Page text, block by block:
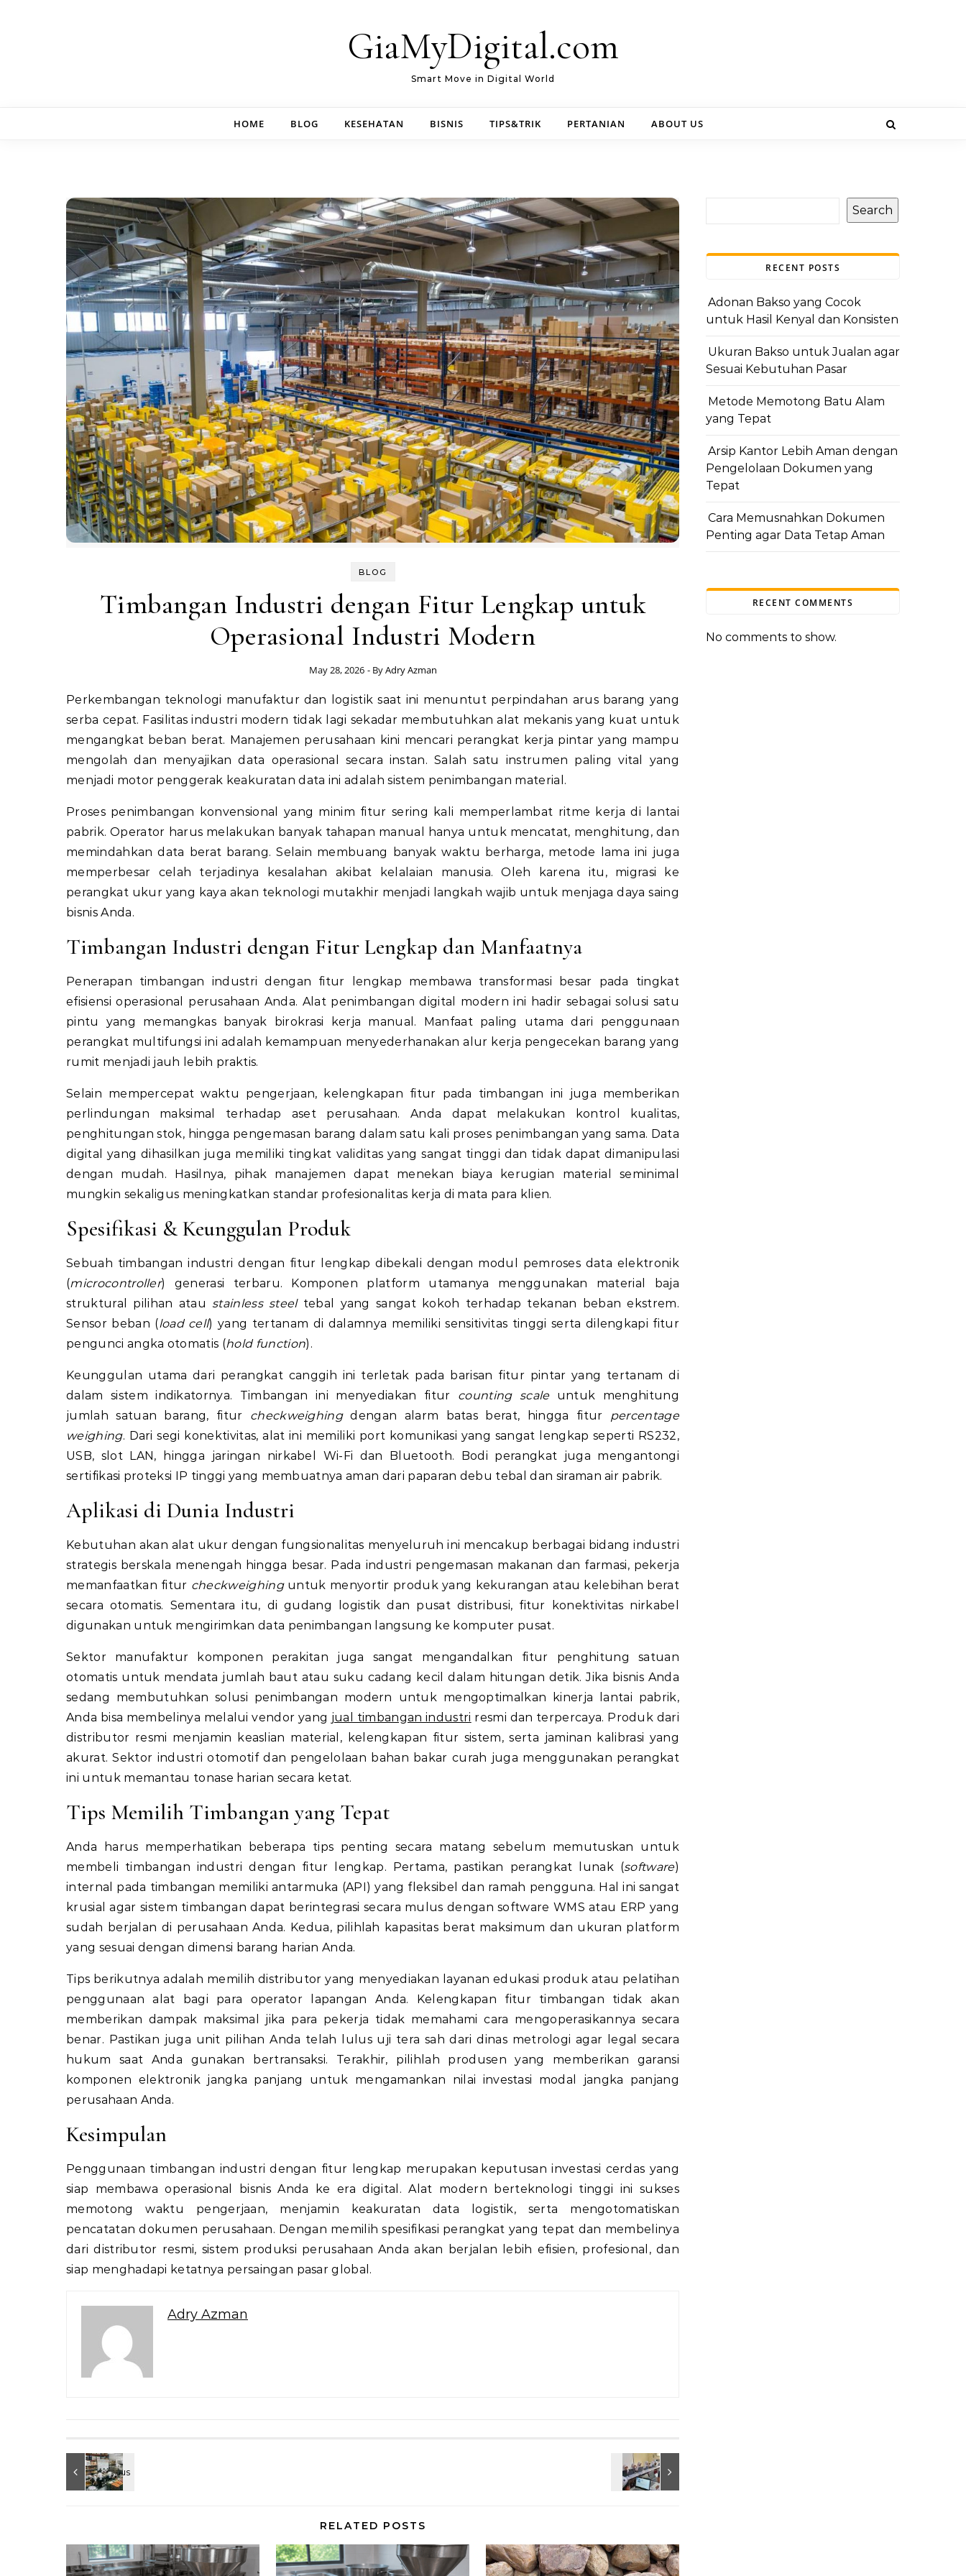
GiaMyDigital.com
Smart Move in Digital World
HOME BLOG KESEHATAN BISNIS TIPS&TRIK PERTANIAN ABOUT US
BLOG
Timbangan Industri dengan Fitur Lengkap untuk
Operasional Industri Modern
May 28, 2026 - ByAdry Azman
Perkembangan teknologi manufaktur dan logistik saat ini menuntut perpindahan arus barang yang
serba cepat. Fasilitas industri modern tidak lagi sekadar membutuhkan alat mekanis yang kuat untuk
mengangkat beban berat. Manajemen perusahaan kini mencari perangkat kerja pintar yang mampu
mengolah dan menyajikan data operasional secara instan. Salah satu instrumen paling vital yang
menjadi motor penggerak keakuratan data ini adalah sistem penimbangan material.
Proses penimbangan konvensional yang minim fitur sering kali memperlambat ritme kerja di lantai
pabrik. Operator harus melakukan banyak tahapan manual hanya untuk mencatat, menghitung, dan
memindahkan data berat barang. Selain membuang banyak waktu berharga, metode lama ini juga
memperbesar celah terjadinya kesalahan akibat kelalaian manusia. Oleh karena itu, migrasi ke
perangkat ukur yang kaya akan teknologi mutakhir menjadi langkah wajib untuk menjaga daya saing
bisnis Anda.
Timbangan Industri dengan Fitur Lengkap dan Manfaatnya
Penerapan timbangan industri dengan fitur lengkap membawa transformasi besar pada tingkat
efisiensi operasional perusahaan Anda. Alat penimbangan digital modern ini hadir sebagai solusi satu
pintu yang memangkas banyak birokrasi kerja manual. Manfaat paling utama dari penggunaan
perangkat multifungsi ini adalah kemampuan menyederhanakan alur kerja pengecekan barang yang
rumit menjadi jauh lebih praktis.
Selain mempercepat waktu pengerjaan, kelengkapan fitur pada timbangan ini juga memberikan
perlindungan maksimal terhadap aset perusahaan. Anda dapat melakukan kontrol kualitas,
penghitungan stok, hingga pengemasan barang dalam satu kali proses penimbangan yang sama. Data
digital yang dihasilkan juga memiliki tingkat validitas yang sangat tinggi dan tidak dapat dimanipulasi
dengan mudah. Hasilnya, pihak manajemen dapat menekan biaya kerugian material seminimal
mungkin sekaligus meningkatkan standar profesionalitas kerja di mata para klien.
Spesifikasi & Keunggulan Produk
Sebuah timbangan industri dengan fitur lengkap dibekali dengan modul pemroses data elektronik
(microcontroller) generasi terbaru. Komponen platform utamanya menggunakan material baja
struktural pilihan atau stainless steeltebal yang sangat kokoh terhadap tekanan beban ekstrem.
Sensor beban (load cell) yang tertanam di dalamnya memiliki sensitivitas tinggi serta dilengkapi fitur
pengunci angka otomatis (hold function).
Keunggulan utama dari perangkat canggih ini terletak pada barisan fitur pintar yang tertanam di
dalam sistem indikatornya. Timbangan ini menyediakan fitur counting scaleuntuk menghitung
jumlah satuan barang, fitur checkweighingdengan alarm batas berat, hingga fitur
percentage
weighing. Dari segi konektivitas, alat ini memiliki port komunikasi yang sangat lengkap seperti RS232,
USB, slot LAN, hingga jaringan nirkabel Wi-Fi dan Bluetooth. Bodi perangkat juga mengantongi
sertifikasi proteksi IP tinggi yang membuatnya aman dari paparan debu tebal dan siraman air pabrik.
Aplikasi di Dunia Industri
Kebutuhan akan alat ukur dengan fungsionalitas menyeluruh ini mencakup berbagai bidang industri
strategis berskala menengah hingga besar. Pada industri pengemasan makanan dan farmasi, pekerja
memanfaatkan fitur checkweighinguntuk menyortir produk yang kekurangan atau kelebihan berat
secara otomatis. Sementara itu, di gudang logistik dan pusat distribusi, fitur konektivitas nirkabel
digunakan untuk mengirimkan data penimbangan langsung ke komputer pusat.
Sektor manufaktur komponen perakitan juga sangat mengandalkan fitur penghitung satuan
otomatis untuk mendata jumlah baut atau suku cadang kecil dalam hitungan detik. Jika bisnis Anda
sedang membutuhkan solusi penimbangan modern untuk mengoptimalkan kinerja lantai pabrik,
Anda bisa membelinya melalui vendor yang jual timbangan industri resmi dan terpercaya. Produk dari
distributor resmi menjamin keaslian material, kelengkapan fitur sistem, serta jaminan kalibrasi yang
akurat. Sektor industri otomotif dan pengelolaan bahan bakar curah juga menggunakan perangkat
ini untuk memantau tonase harian secara ketat.
Tips Memilih Timbangan yang Tepat
Anda harus memperhatikan beberapa tips penting secara matang sebelum memutuskan untuk
membeli timbangan industri dengan fitur lengkap. Pertama, pastikan perangkat lunak (software)
internal pada timbangan memiliki antarmuka (API) yang fleksibel dan ramah pengguna. Hal ini sangat
krusial agar sistem timbangan dapat berintegrasi secara mulus dengan software WMS atau ERP yang
sudah berjalan di perusahaan Anda. Kedua, pilihlah kapasitas berat maksimum dan ukuran platform
yang sesuai dengan dimensi barang harian Anda.
Tips berikutnya adalah memilih distributor yang menyediakan layanan edukasi produk atau pelatihan
penggunaan alat bagi para operator lapangan Anda. Kelengkapan fitur timbangan tidak akan
memberikan dampak maksimal jika para pekerja tidak memahami cara mengoperasikannya secara
benar. Pastikan juga unit pilihan Anda telah lulus uji tera sah dari dinas metrologi agar legal secara
hukum saat Anda gunakan bertransaksi. Terakhir, pilihlah produsen yang memberikan garansi
komponen elektronik jangka panjang untuk mengamankan nilai investasi modal jangka panjang
perusahaan Anda.
Kesimpulan
Penggunaan timbangan industri dengan fitur lengkap merupakan keputusan investasi cerdas yang
siap membawa operasional bisnis Anda ke era digital. Alat modern berteknologi tinggi ini sukses
memotong waktu pengerjaan, menjamin keakuratan data logistik, serta mengotomatiskan
pencatatan dokumen perusahaan. Dengan memilih spesifikasi perangkat yang tepat dan membelinya
dari distributor resmi, sistem produksi perusahaan Anda akan berjalan lebih efisien, profesional, dan
siap menghadapi ketatnya persaingan pasar global.
Adry Azman
RELATED POSTS
Search
RECENT POSTS
Adonan Bakso yang Cocok
untuk Hasil Kenyal dan Konsisten
Ukuran Bakso untuk Jualan agar
Sesuai Kebutuhan Pasar
Metode Memotong Batu Alam
yang Tepat
Arsip Kantor Lebih Aman dengan
Pengelolaan Dokumen yang
Tepat
Cara Memusnahkan Dokumen
Penting agar Data Tetap Aman
RECENT COMMENTS
No comments to show.